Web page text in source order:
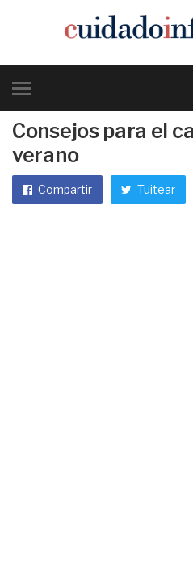
Consejos para el
verano
Compartir Tuitear